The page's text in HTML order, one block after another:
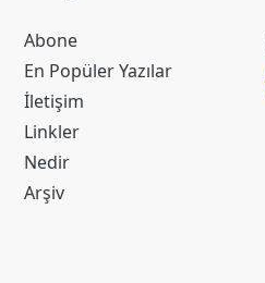
Abone
En Popüler Yazılar
İletişim
Linkler
Nedir
Arşiv